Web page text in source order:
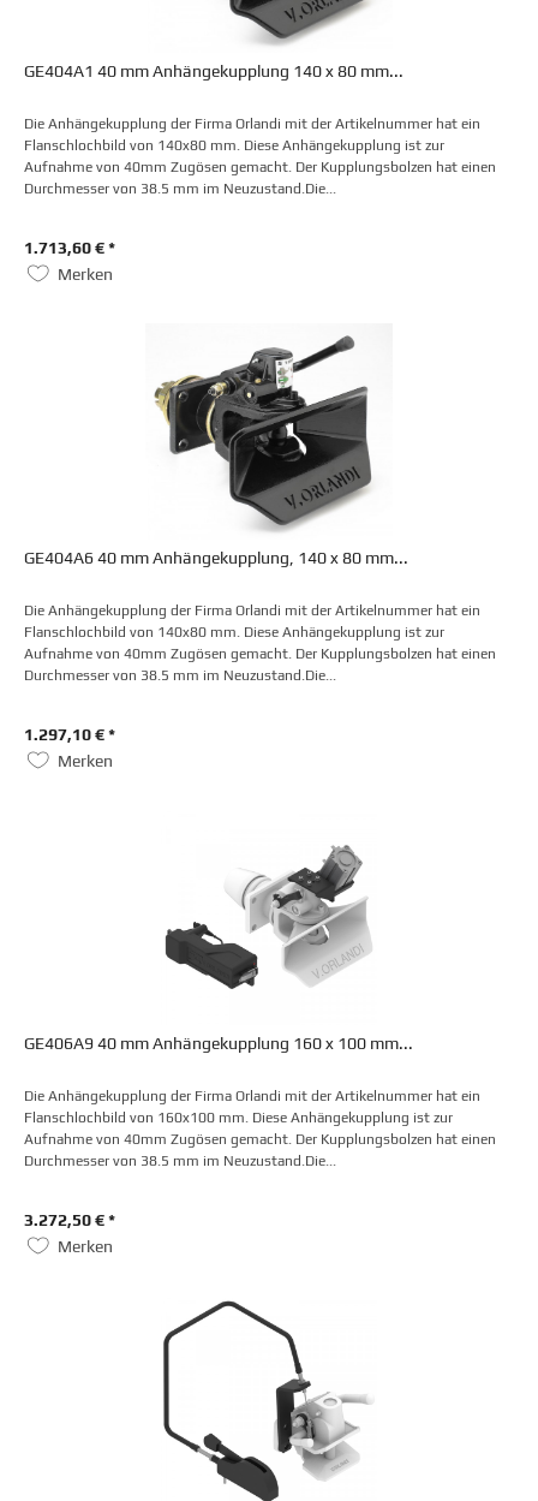
GE404A1 40 mm Anhängekupplung 140 x 80 mm...
Die Anhängekupplung der Firma Orlandi mit der Artikelnummer hat ein
Flanschlochbild von 140x80 mm. Diese Anhängekupplung ist zur
Aufnahme von 40mm Zugösen gemacht. Der Kupplungsbolzen hat einen
Durchmesser von 38.5 mm im Neuzustand.Die...
1.713,60 € *
Merken
GE404A6 40 mm Anhängekupplung, 140 x 80 mm...
Die Anhängekupplung der Firma Orlandi mit der Artikelnummer hat ein
Flanschlochbild von 140x80 mm. Diese Anhängekupplung ist zur
Aufnahme von 40mm Zugösen gemacht. Der Kupplungsbolzen hat einen
Durchmesser von 38.5 mm im Neuzustand.Die...
1.297,10 € *
Merken
GE406A9 40 mm Anhängekupplung 160 x 100 mm...
Die Anhängekupplung der Firma Orlandi mit der Artikelnummer hat ein
Flanschlochbild von 160x100 mm. Diese Anhängekupplung ist zur
Aufnahme von 40mm Zugösen gemacht. Der Kupplungsbolzen hat einen
Durchmesser von 38.5 mm im Neuzustand.Die...
3.272,50 € *
Merken